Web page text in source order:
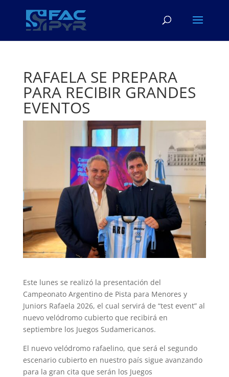
RAFAELA SE PREPARA
PARA RECIBIR GRANDES
EVENTOS
Este lunes se realizó la presentación del
Campeonato Argentino de Pista para Menores y
Juniors Rafaela 2026, el cual servirá de “test event” al
nuevo velódromo cubierto que recibirá en
septiembre los Juegos Sudamericanos.
El nuevo velódromo rafaelino, que será el segundo
escenario cubierto en nuestro país sigue avanzando
para la gran cita que serán los Juegos